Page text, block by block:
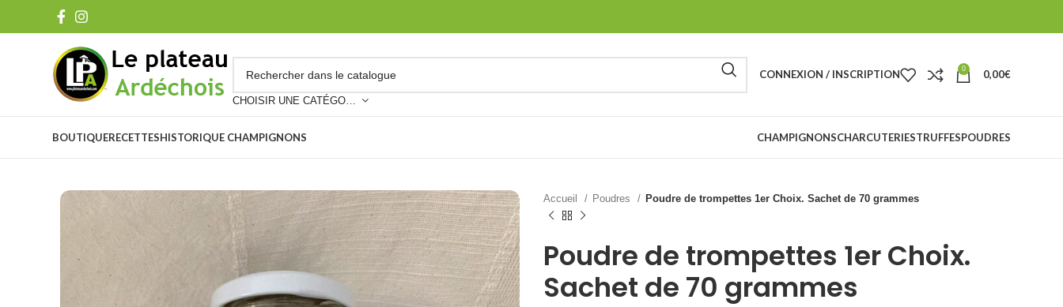
CONNEXION / INSCRIPTION 0 0,00€
BOUTIQUERECETTESHISTORIQUE CHAMPIGNONS CHAMPIGNONSCHARCUTERIESTRUFFESPOUDRES
Accueil Poudres Poudre de trompettes 1er Choix. Sachet de 70 grammes
Poudre de trompettes 1er Choix.
Sachet de 70 grammes